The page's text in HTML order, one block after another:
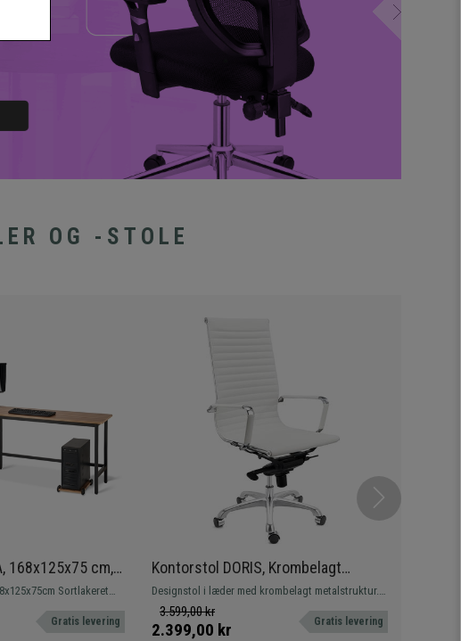
OG -STOLE
168x125x75 cm,
I Eg
Sortlakeret
Gratis levering
Kontorstol DORIS, Krombelagt
Metalstel, Elegant Udførelse, I Hvidt
Læder
Designstol i læder med krombelagt metalstruktur.
Vippemekanisme med 4 positioner Komfort og
design!
3.599,00 kr
2.399,00 kr Gratis levering